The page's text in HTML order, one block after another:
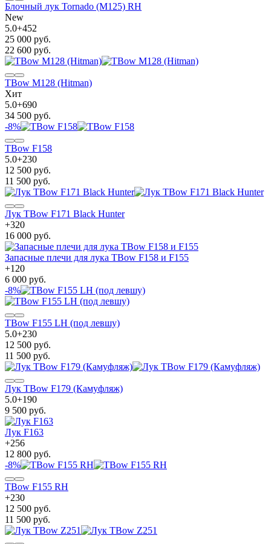
Блочный лук Tornado (M125) RH
New
5.0+452
25 000 руб.
22 600 руб.
TBow M128 (Hitman)
Хит
5.0+690
34 500 руб.
-8%
TBow F158
5.0+230
12 500 руб.
11 500 руб.
Лук TBow F171 Black Hunter
+320
16 000 руб.
Запасные плечи для лука TBow F158 и F155
+120
6 000 руб.
-8%
TBow F155 LH (под левшу)
5.0+230
12 500 руб.
11 500 руб.
Лук TBow F179 (Камуфляж)
5.0+190
9 500 руб.
Лук F163
+256
12 800 руб.
-8%
TBow F155 RH
+230
12 500 руб.
11 500 руб.